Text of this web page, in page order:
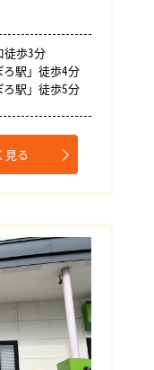
徒歩3分
駅」徒歩4分
駅」徒歩5分
見る